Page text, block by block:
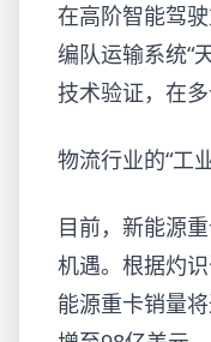
在高阶智能驾
编队运输系统“
技术验证，在
物流行业的“工
目前，新能源
机遇。根据灼
能源重卡销量